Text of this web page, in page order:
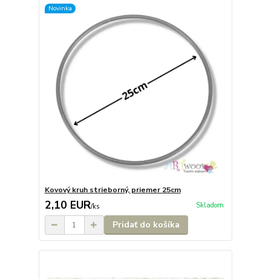
Novinka
Kovový kruh strieborný, priemer 25cm
2,10 EUR/ks Skladom
Pridať do košíka